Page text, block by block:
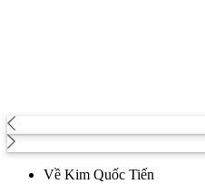
Về Kim Quốc Tiến